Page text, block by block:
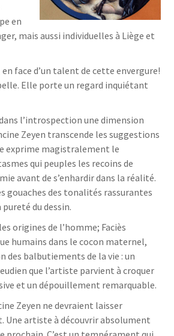
en
mais aussi individuelles à Liège et
face d’un talent de cette envergure!
Elle porte un regard inquiétant
l’introspection une dimension
Zeyen transcende les suggestions
exprime magistralement le
qui peuples les recoins de
avant de s’enhardir dans la réalité.
gouaches des tonalités rassurantes
du dessin.
origines de l’homme; Faciès
humains dans le cocon maternel,
des balbutiements de la vie : un
que l’artiste parvient à croquer
et un dépouillement remarquable.
Zeyen ne devraient laisser
Une artiste à découvrir absolument